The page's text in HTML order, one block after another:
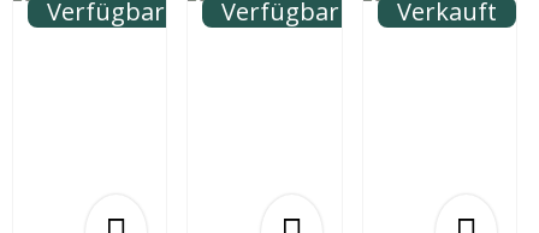
Verfügbar Verfügbar Verkauft